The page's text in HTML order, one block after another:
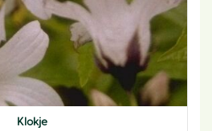
Klokje